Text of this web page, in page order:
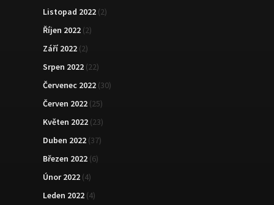
Listopad 2022 (2)
Říjen 2022 (2)
Září 2022 (2)
Srpen 2022 (22)
Červenec 2022 (30)
Červen 2022 (25)
Květen 2022 (23)
Duben 2022 (37)
Březen 2022 (6)
Únor 2022 (4)
Leden 2022 (4)